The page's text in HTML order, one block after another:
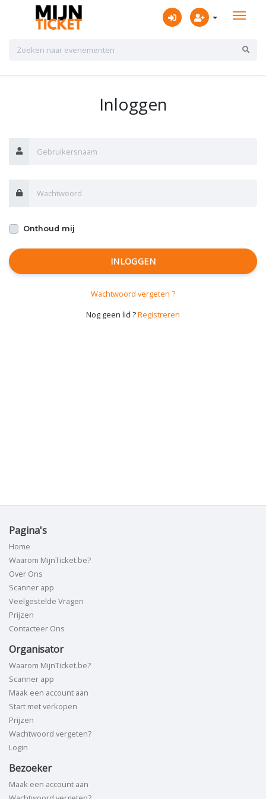
Inloggen
Onthoud mij
INLOGGEN
Wachtwoord vergeten ?
Nog geen lid ?Registreren
Pagina's
Home
Waarom MijnTicket.be?
Over Ons
Scanner app
Veelgestelde Vragen
Prijzen
Contacteer Ons
Organisator
Waarom MijnTicket.be?
Scanner app
Maak een account aan
Start met verkopen
Prijzen
Wachtwoord vergeten?
Login
Bezoeker
Maak een account aan